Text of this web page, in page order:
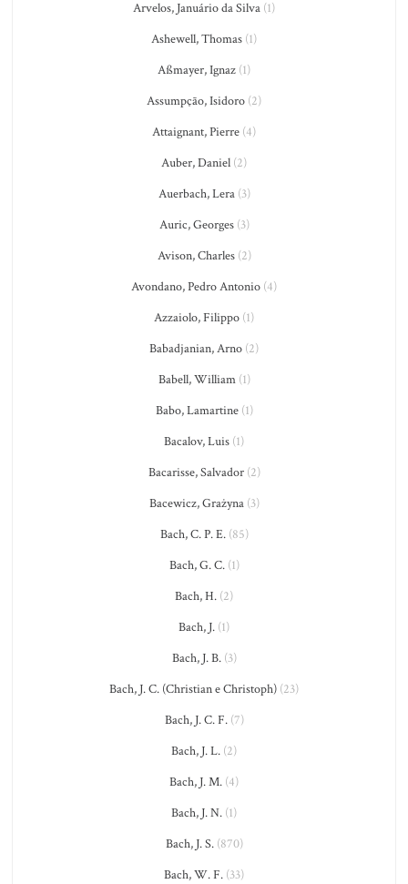
Arvelos, Januário da Silva (1)
Ashewell, Thomas (1)
Aßmayer, Ignaz (1)
Assumpção, Isidoro (2)
Attaignant, Pierre (4)
Auber, Daniel (2)
Auerbach, Lera(3)
Auric, Georges(3)
Avison, Charles(2)
Avondano, Pedro Antonio (4)
Azzaiolo, Filippo (1)
Babadjanian, Arno (2)
Babell, William(1)
Babo, Lamartine(1)
Bacalov, Luis (1)
Bacarisse, Salvador(2)
Bacewicz, Grażyna(3)
Bach, C. P. E.(85)
Bach, G. C.(1)
Bach, H. (2)
Bach, J. (1)
Bach, J. B.(3)
Bach, J. C. (Christian e Christoph) (23)
Bach, J. C. F.(7)
Bach, J. L. (2)
Bach, J. M. (4)
Bach, J. N. (1)
Bach, J. S.(870)
Bach, W. F. (33)